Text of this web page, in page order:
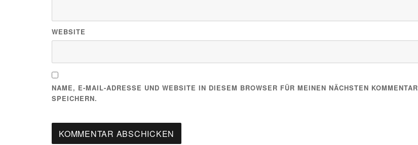
WEBSITE
NAME, E-MAIL-ADRESSE UND WEBSITE IN DIESEM BROWSER FÜR MEINEN NÄCHSTEN KOMMENTAR
SPEICHERN.